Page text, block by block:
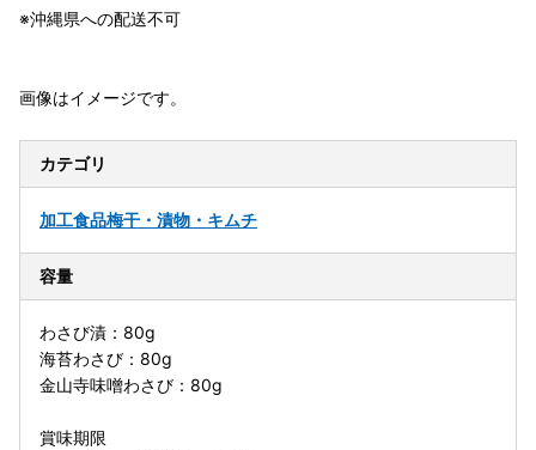
※沖縄県への配送不可
画像はイメージです。
カテゴリ
加工食品梅干・漬物・キムチ
容量
わさび漬：80g
海苔わさび：80g
金山寺味噌わさび：80g
賞味期限